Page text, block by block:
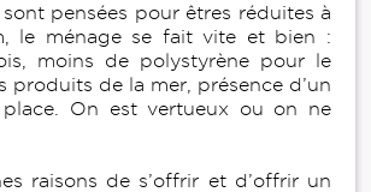
sont pensées pour êtres réduites à
le ménage se fait vite et bien :
moins de polystyrène pour le
produits de la mer, présence d’un
On est vertueux ou on ne
raisons de s’offrir et d’offrir un